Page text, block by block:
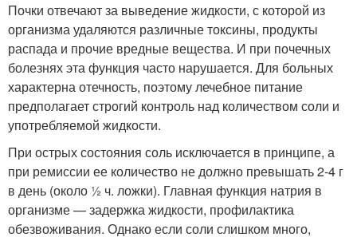
Почки отвечают за выведение жидкости, с которой из
организма удаляются различные токсины, продукты
распада и прочие вредные вещества. И при почечных
болезнях эта функция часто нарушается. Для больных
характерна отечность, поэтому лечебное питание
предполагает строгий контроль над количеством соли и
употребляемой жидкости.
При острых состояния соль исключается в принципе, а
при ремиссии ее количество не должно превышать 2-4 г
в день (около ½ ч. ложки). Главная функция натрия в
организме — задержка жидкости, профилактика
обезвоживания. Однако если соли слишком много,